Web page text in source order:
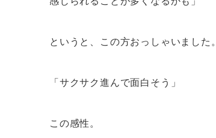
というと、この方おっしゃいました。
「サクサク進んで面白そう」
この感性。